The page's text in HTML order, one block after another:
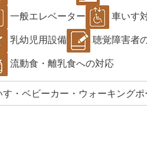
一般エレベーター
車いす
乳幼児用設備
聴覚障害者
流動食・離乳食への対応
す・ベビーカー・ウォーキングポ